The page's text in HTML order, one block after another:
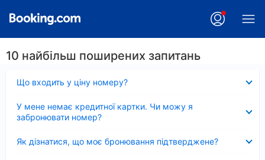
10 найбільш поширених запитань
Що входить у ціну номеру?
У мене немає кредитної картки. Чи можу я
забронювати номер?
Як дізнатися, що моє бронювання підтверджене?